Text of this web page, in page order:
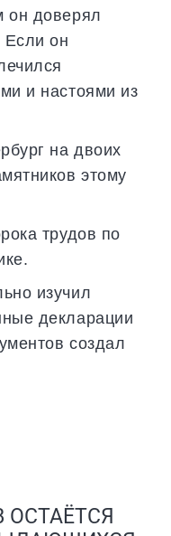
он доверял
он
и настоями из
на двоих
этому
трудов по
изучил
декларации
создал